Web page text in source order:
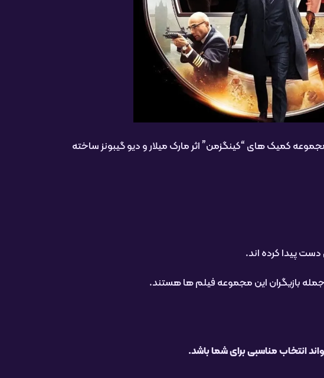
کمیک های “کینگزمن” اثر مارک میلار و دیو گیبونز ساخته
پیدا کرده اند.
انتخاب مناسبی برای شما باشد.